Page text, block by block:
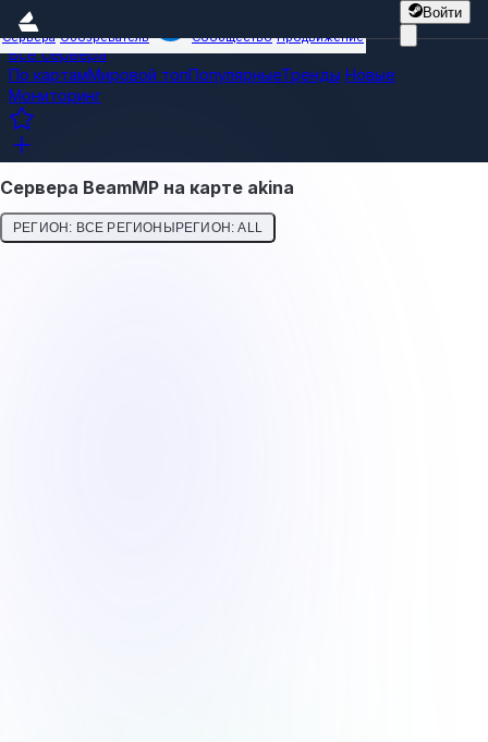
Войти
Сервера Обозреватель Сообщество Продвижение
Все сервера
По картамМировой топПопулярныеТренды Новые
Мониторинг
Сервера BeamMP на карте akina
РЕГИОН: ВСЕ РЕГИОНЫРЕГИОН: ALL